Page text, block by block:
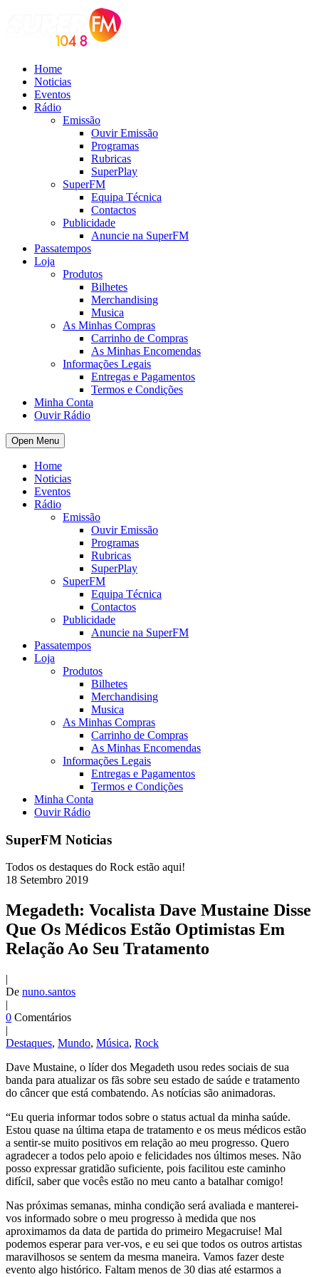
Home
Noticias
Eventos
Rádio
Emissão
Ouvir Emissão
Programas
Rubricas
SuperPlay
SuperFM
Equipa Técnica
Contactos
Publicidade
Anuncie na SuperFM
Passatempos
Loja
Produtos
Bilhetes
Merchandising
Musica
As Minhas Compras
Carrinho de Compras
As Minhas Encomendas
Informações Legais
Entregas e Pagamentos
Termos e Condições
Minha Conta
Ouvir Rádio
Open Menu
Home
Noticias
Eventos
Rádio
Emissão
Ouvir Emissão
Programas
Rubricas
SuperPlay
SuperFM
Equipa Técnica
Contactos
Publicidade
Anuncie na SuperFM
Passatempos
Loja
Produtos
Bilhetes
Merchandising
Musica
As Minhas Compras
Carrinho de Compras
As Minhas Encomendas
Informações Legais
Entregas e Pagamentos
Termos e Condições
Minha Conta
Ouvir Rádio
SuperFM Noticias
Todos os destaques do Rock estão aqui!
18 Setembro 2019
Megadeth: Vocalista Dave Mustaine Disse
Que Os Médicos Estão Optimistas Em
Relação Ao Seu Tratamento
|
De nuno.santos
|
0 Comentários
|
Destaques, Mundo, Música, Rock
Dave Mustaine, o líder dos Megadeth usou redes sociais de sua
banda para atualizar os fãs sobre seu estado de saúde e tratamento
do câncer que está combatendo. As notícias são animadoras.
“Eu queria informar todos sobre o status actual da minha saúde.
Estou quase na última etapa de tratamento e os meus médicos estão
a sentir-se muito positivos em relação ao meu progresso. Quero
agradecer a todos pelo apoio e felicidades nos últimos meses. Não
posso expressar gratidão suficiente, pois facilitou este caminho
difícil, saber que vocês estão no meu canto a batalhar comigo!
Nas próximas semanas, minha condição será avaliada e manterei-
vos informado sobre o meu progresso à medida que nos
aproximamos da data de partida do primeiro Megacruise! Mal
podemos esperar para ver-vos, e eu sei que todos os outros artistas
maravilhosos se sentem da mesma maneira. Vamos fazer deste
evento algo histórico. Faltam menos de 30 dias até estarmos a